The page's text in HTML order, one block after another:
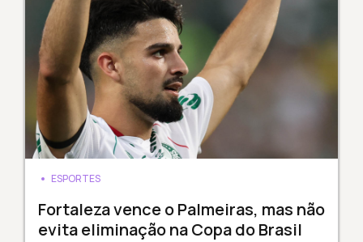
ESPORTES
Fortaleza vence o Palmeiras, mas não
evita eliminação na Copa do Brasil